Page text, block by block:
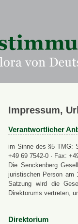
Impressum,
Verantwortlicher
im Sinne des §5 TMG:
+49 69 7542-0 · Fax:
Die Senckenberg
juristischen Person am
Satzung wird die
Direktorums vertreten,
Direktorium